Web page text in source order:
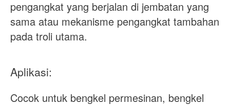
pengangkat yang berjalan di jembatan yang
sama atau mekanisme pengangkat tambahan
pada troli utama.
Aplikasi:
Cocok untuk bengkel permesinan, bengkel